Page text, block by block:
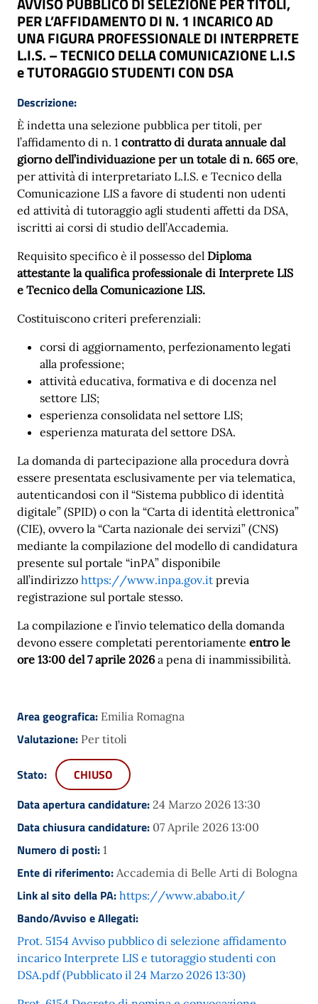
PER L’AFFIDAMENTO DI N. 1 INCARICO AD
UNA FIGURA PROFESSIONALE DI INTERPRETE
L.I.S. – TECNICO DELLA COMUNICAZIONE L.I.S
e TUTORAGGIO STUDENTI CON DSA
Descrizione:
È indetta una selezione pubblica per titoli, per
l’affidamento di n. 1 contratto di durata annuale dal
giorno dell’individuazione per un totale di n. 665 ore,
per attività di interpretariato L.I.S. e Tecnico della
Comunicazione LIS a favore di studenti non udenti
ed attività di tutoraggio agli studenti affetti da DSA,
iscritti ai corsi di studio dell’Accademia.
Requisito specifico è il possesso del Diploma
attestante la qualifica professionale di Interprete LIS
e Tecnico della Comunicazione LIS.
Costituiscono criteri preferenziali:
corsi di aggiornamento, perfezionamento legati
alla professione;
attività educativa, formativa e di docenza nel
settore LIS;
esperienza consolidata nel settore LIS;
esperienza maturata del settore DSA.
La domanda di partecipazione alla procedura dovrà
essere presentata esclusivamente per via telematica,
autenticandosi con il “Sistema pubblico di identità
digitale” (SPID) o con la “Carta di identità elettronica”
(CIE), ovvero la “Carta nazionale dei servizi” (CNS)
mediante la compilazione del modello di candidatura
presente sul portale “inPA” disponibile
all’indirizzo https://www.inpa.gov.it previa
registrazione sul portale stesso.
La compilazione e l’invio telematico della domanda
devono essere completati perentoriamente entro le
ore 13:00 del 7 aprile 2026 a pena di inammissibilità.
Area geografica: Emilia Romagna
Valutazione: Per titoli
Stato:
CHIUSO
Data apertura candidature: 24 Marzo 2026 13:30
Data chiusura candidature: 07 Aprile 2026 13:00
Numero di posti: 1
Ente di riferimento: Accademia di Belle Arti di Bologna
Link al sito della PA: https://www.ababo.it/
Bando/Avviso e Allegati:
Prot. 5154 Avviso pubblico di selezione affidamento
incarico Interprete LIS e tutoraggio studenti con
DSA.pdf (Pubblicato il 24 Marzo 2026 13:30)